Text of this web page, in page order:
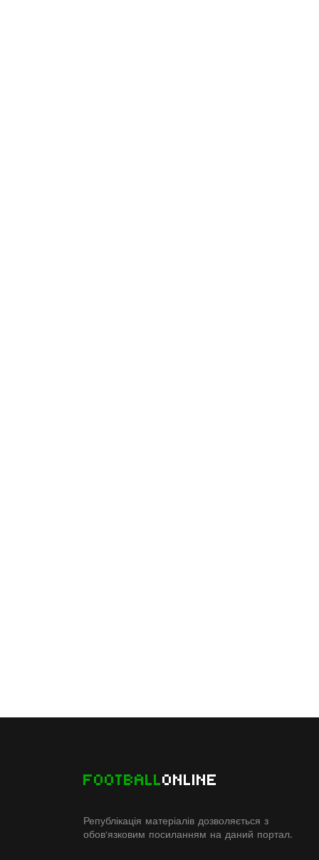
FOOTBALLONLINE
Републікація матеріалів дозволяється з
обов'язковим посиланням на даний портал.